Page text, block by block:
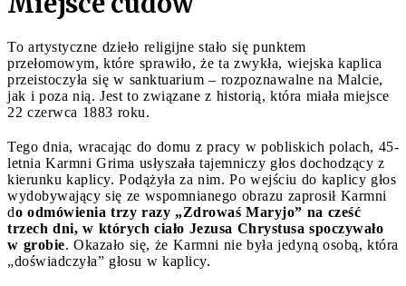
To artystyczne dzieło religijne stało się punktem
przełomowym, które sprawiło, że ta zwykła, wiejska kaplica
przeistoczyła się w sanktuarium – rozpoznawalne na Malcie,
jak i poza nią. Jest to związane z historią, która miała miejsce
22 czerwca 1883 roku.
Tego dnia, wracając do domu z pracy w pobliskich polach, 45-
letnia Karmni Grima usłyszała tajemniczy głos dochodzący z
kierunku kaplicy. Podążyła za nim. Po wejściu do kaplicy głos
wydobywający się ze wspomnianego obrazu zaprosił Karmni
do odmówienia trzy razy „Zdrowaś Maryjo” na cześć
trzech dni, w których ciało Jezusa Chrystusa spoczywało
w grobie. Okazało się, że Karmni nie była jedyną osobą, która
„doświadczyła” głosu w kaplicy.